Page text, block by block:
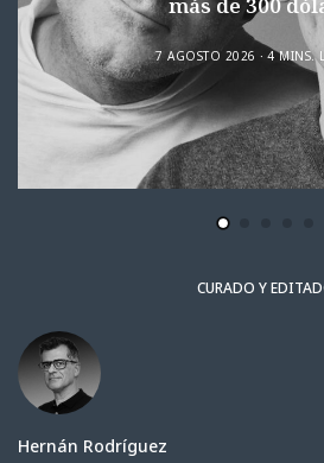
7 AGOSTO 2026 4 MINS.
CURADO Y
Hernán Rodríguez